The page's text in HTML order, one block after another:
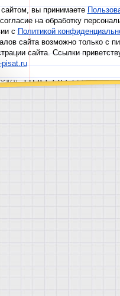
вы принимаете
на обработку
сПолитикой
сайта возможно только с
сайта. Ссылки
pisat.ru